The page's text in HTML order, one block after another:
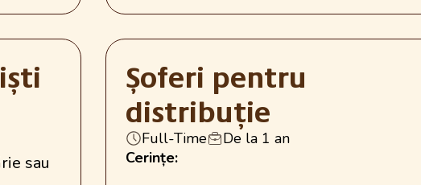
sau
Șoferi pentru
distribuție
Full-Time
De la 1 an
Cerințe: